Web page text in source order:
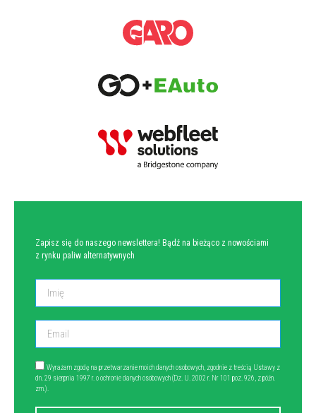
Zapisz się do naszego newslettera! Bądź na bieżąco z nowościami
z rynku paliw alternatywnych
Wyrażam zgodę na przetwarzanie moich danych osobowych, zgodnie z treścią Ustawy z
dn. 29 sierpnia 1997 r. o ochronie danych osobowych (Dz. U. 2002 r. Nr 101 poz. 926, z późn.
zm.).